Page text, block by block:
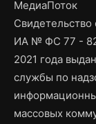
МедиаПоток
ИА № ФС 77 -
2021 года
службы по
массовых